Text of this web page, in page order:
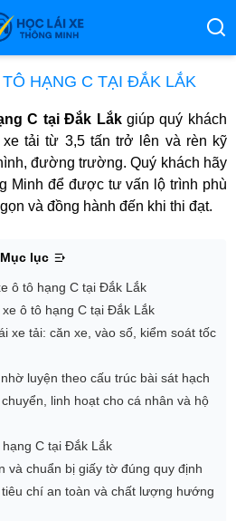
HẠNG C TẠI ĐẮK LẮK
C tại Đắk Lắkgiúp quý khách
tải từ 3,5 tấn trở lên và rèn kỹ
đường trường. Quý khách hãy
Minh để được tư vấn lộ trình phù
và đồng hành đến khi thi đạt.
Mục lục
ô tô hạng C tại Đắk Lắk
ô tô hạng C tại Đắk Lắk
xe tải: căn xe, vào số, kiểm soát tốc
luyện theo cấu trúc bài sát hạch
linh hoạt cho cá nhân và hộ
C tại Đắk Lắk
và chuẩn bị giấy tờ đúng quy định
chí an toàn và chất lượng hướng